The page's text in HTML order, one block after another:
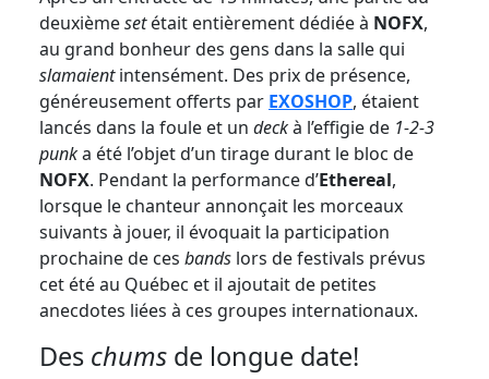
deuxièmesetétait entièrement dédiée à NOFX,
au grand bonheur des gens dans la salle qui
slamaientintensément. Des prix de présence,
généreusement offerts par EXOSHOP, étaient
lancés dans la foule et un deckà l’effigie de 1-2-3
punka été l’objet d’un tirage durant le bloc de
NOFX. Pendant la performance d’Ethereal,
lorsque le chanteur annonçait les morceaux
suivants à jouer, il évoquait la participation
prochaine de ces bands lors de festivals prévus
cet été au Québec et il ajoutait de petites
anecdotes liées à ces groupes internationaux.
Des chums de longue date!